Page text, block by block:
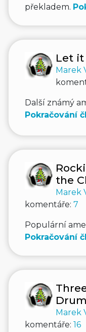
překladem.
Let it
Marek
Další známý
Pokračování
the
Marek
komentáře: 7
Populární
Pokračování
Marek
komentáře: 16